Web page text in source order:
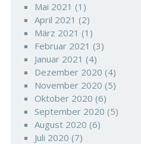
Mai 2021 (1)
April 2021 (2)
März 2021 (1)
Februar 2021 (3)
Januar 2021 (4)
Dezember 2020 (4)
November 2020 (5)
Oktober 2020 (6)
September 2020 (5)
August 2020 (6)
Juli 2020 (7)